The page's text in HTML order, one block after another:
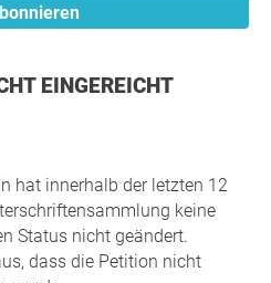
EINGEREICHT
hat innerhalb der letzten 12
keine
Status nicht geändert.
dass die Petition nicht